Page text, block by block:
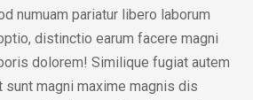
numuam pariatur libero laborum
distinctio earum facere magni
dolorem! Similique fugiat autem
sunt magni maxime magnis dis